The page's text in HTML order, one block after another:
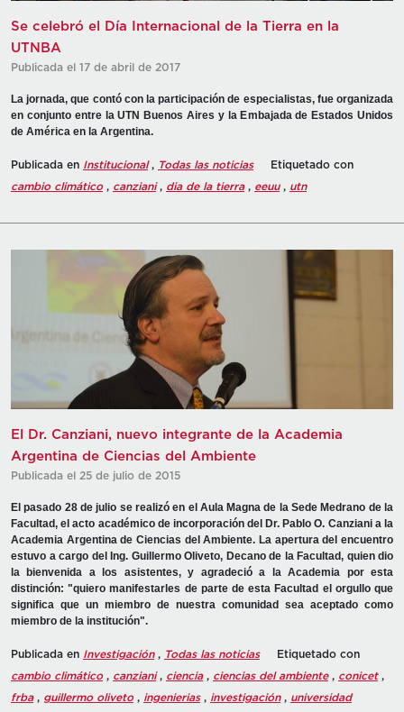
Se celebró el Día Internacional de la Tierra en la
UTNBA
Publicada el 17 de abril de 2017
La jornada, que contó con la participación de especialistas, fue organizada
en conjunto entre la UTN Buenos Aires y la Embajada de Estados Unidos
de América en la Argentina.
Publicada en Institucional, Todas las noticias
Etiquetado con
cambio climático, canziani, dia de la tierra, eeuu, utn
El Dr. Canziani, nuevo integrante de la Academia
Argentina de Ciencias del Ambiente
Publicada el 25 de julio de 2015
El pasado 28 de julio se realizó en el Aula Magna de la Sede Medrano de la
Facultad, el acto académico de incorporación del Dr. Pablo O. Canziani a la
Academia Argentina de Ciencias del Ambiente. La apertura del encuentro
estuvo a cargo del Ing. Guillermo Oliveto, Decano de la Facultad, quien dio
la bienvenida a los asistentes, y agradeció a la Academia por esta
distinción: "quiero manifestarles de parte de esta Facultad el orgullo que
significa que un miembro de nuestra comunidad sea aceptado como
miembro de la institución".
Publicada en Investigación, Todas las noticias
Etiquetado con
cambio climático, canziani, ciencia, ciencias del ambiente, conicet,
frba, guillermo oliveto, ingenierias, investigación, universidad